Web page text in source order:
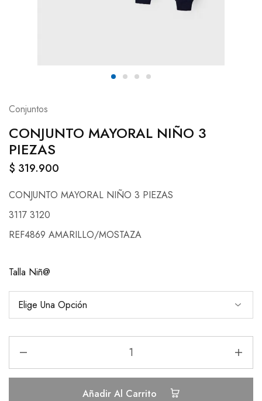
Conjuntos
CONJUNTO MAYORAL NIÑO 3
PIEZAS
$ 319.900
CONJUNTO MAYORAL NIÑO 3 PIEZAS
3117 3120
REF4869 AMARILLO/MOSTAZA
Talla Niñ@
Añadir Al Carrito